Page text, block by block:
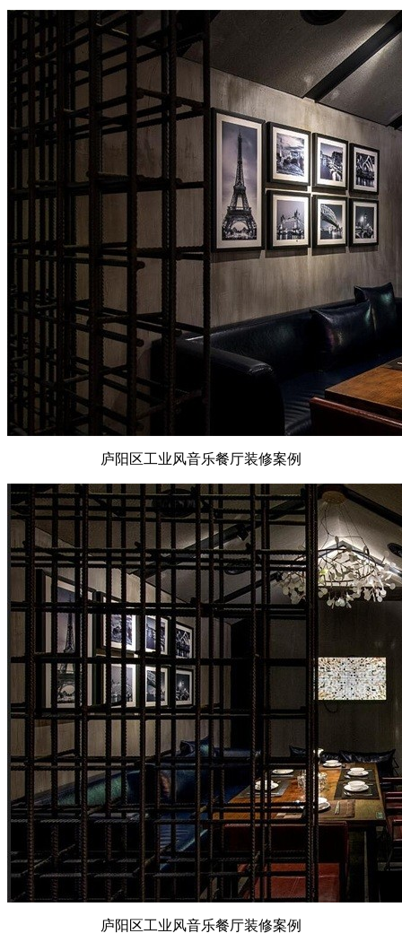
庐阳区工业风音乐餐厅装修案例
庐阳区工业风音乐餐厅装修案例